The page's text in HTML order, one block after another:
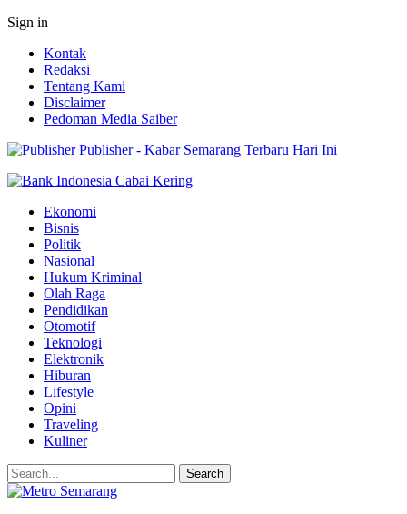
Sign in
Kontak
Redaksi
Tentang Kami
Disclaimer
Pedoman Media Saiber
Publisher - Kabar Semarang Terbaru Hari Ini
Ekonomi
Bisnis
Politik
Nasional
Hukum Kriminal
Olah Raga
Pendidikan
Otomotif
Teknologi
Elektronik
Hiburan
Lifestyle
Opini
Traveling
Kuliner